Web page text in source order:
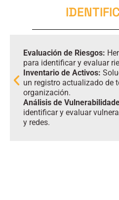
Evaluación de Riesgos:
para identificar y evaluar
Inventario de Activos:
un registro actualizado de
organización.
Análisis de
identificar y evaluar
y redes.